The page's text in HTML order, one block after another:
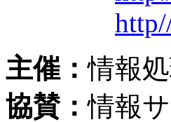
主催：情報
協賛：情報